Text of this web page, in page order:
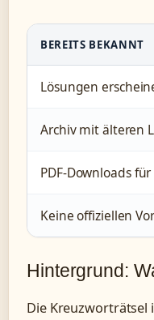
BEREITS BEKANNT
Lösungen
Archiv mit älteren
PDF-Downloads
Keine offiziellen
Hintergrund:
Die Kreuzworträtsel